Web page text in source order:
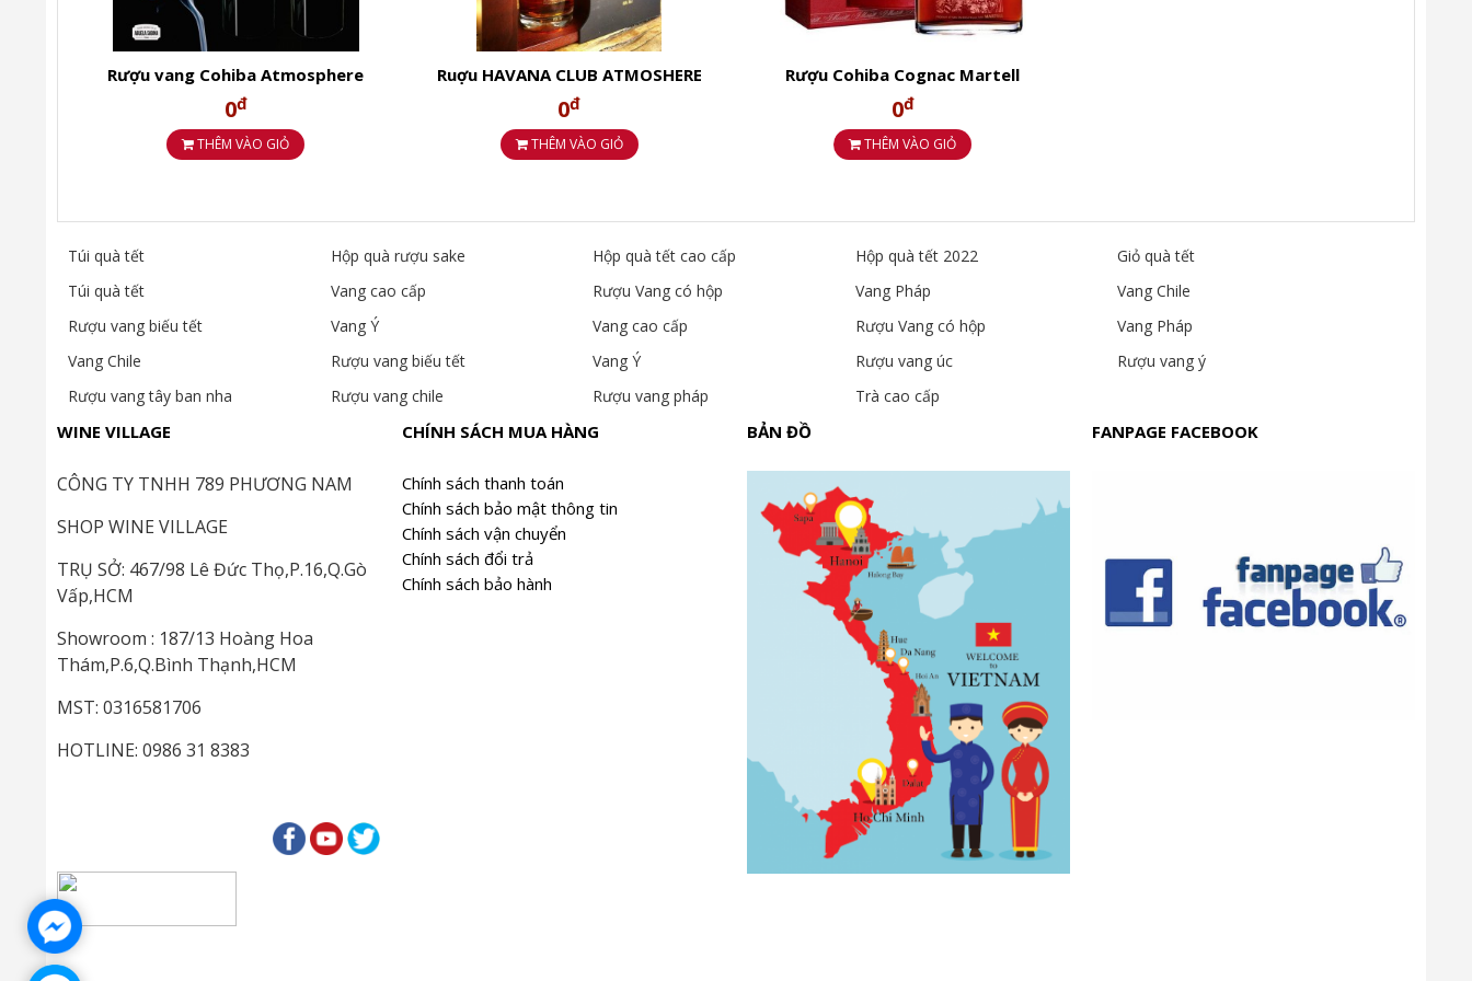
Xuất xứ: Trung Quốc nội địa
COHIBA 18 Years Double Oak Whisky
là lựa chọn hoàn hảo cho những ai đang tìm kiếm một chai whisky cao cấp, giàu chiều sâu, hậu vị dài và phong cách trưởng
Rượu vang Cohiba Atmosphere
Reserva 2011
0đ
THÊM VÀO GIỎ
Ruợu HAVANA CLUB ATMOSHERE
COHIBA UNION 700ml 40%
0đ
THÊM VÀO GIỎ
Rượu Cohiba Cognac Martell
Appellation Grande Champagne
Controlee
0đ
THÊM VÀO GIỎ
Túi quà tết Hộp quà rượu sake Hộp quà tết cao cấp Hộp quà tết 2022
Giỏ quà tết
Túi quà tết
Vang cao cấp Rượu Vang có hộp Vang Pháp
Vang Chile
Rượu vang biếu tết
Vang Ý Vang cao cấp Rượu Vang có hộp
Vang Pháp
Vang Chile
Rượu vang biếu tết Vang Ý Rượu vang úc
Rượu vang ý
Rượu vang tây ban nha
Rượu vang chile Rượu vang pháp Trà cao cấp
WINE VILLAGE
CÔNG TY TNHH 789 PHƯƠNG NAM
SHOP WINE VILLAGE
TRỤ SỞ: 467/98 Lê Đức Thọ,P.16,Q.Gò
Vấp,HCM
Showroom : 187/13 Hoàng Hoa
Thám,P.6,Q.Bình Thạnh,HCM
MST: 0316581706
HOTLINE: 0986 31 8383
CHÍNH SÁCH MUA HÀNG
Chính sách thanh toán
Chính sách bảo mật thông tin
Chính sách vận chuyển
Chính sách đổi trả
Chính sách bảo hành
BẢN ĐỒ FANPAGE FACEBOOK